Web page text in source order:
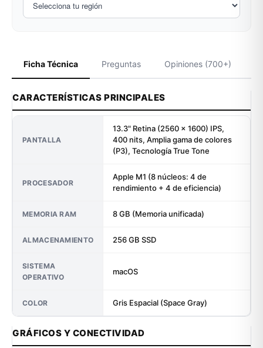
Ficha Técnica Preguntas Opiniones (700+)
CARACTERÍSTICAS PRINCIPALES
PANTALLA
13.3" Retina (2560 × 1600) IPS,
400 nits, Amplia gama de colores
(P3), Tecnología True Tone
PROCESADOR
Apple M1 (8 núcleos: 4 de
rendimiento + 4 de eficiencia)
MEMORIA RAM 8 GB (Memoria unificada)
ALMACENAMIENTO 256 GB SSD
SISTEMA
OPERATIVO
macOS
COLOR Gris Espacial (Space Gray)
GRÁFICOS Y CONECTIVIDAD